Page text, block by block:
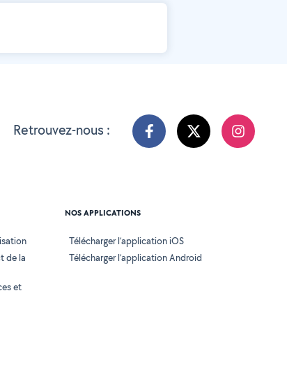
Retrouvez-nous :
de la
et
NOS APPLICATIONS
Télécharger l’application iOS
Télécharger l’application Android